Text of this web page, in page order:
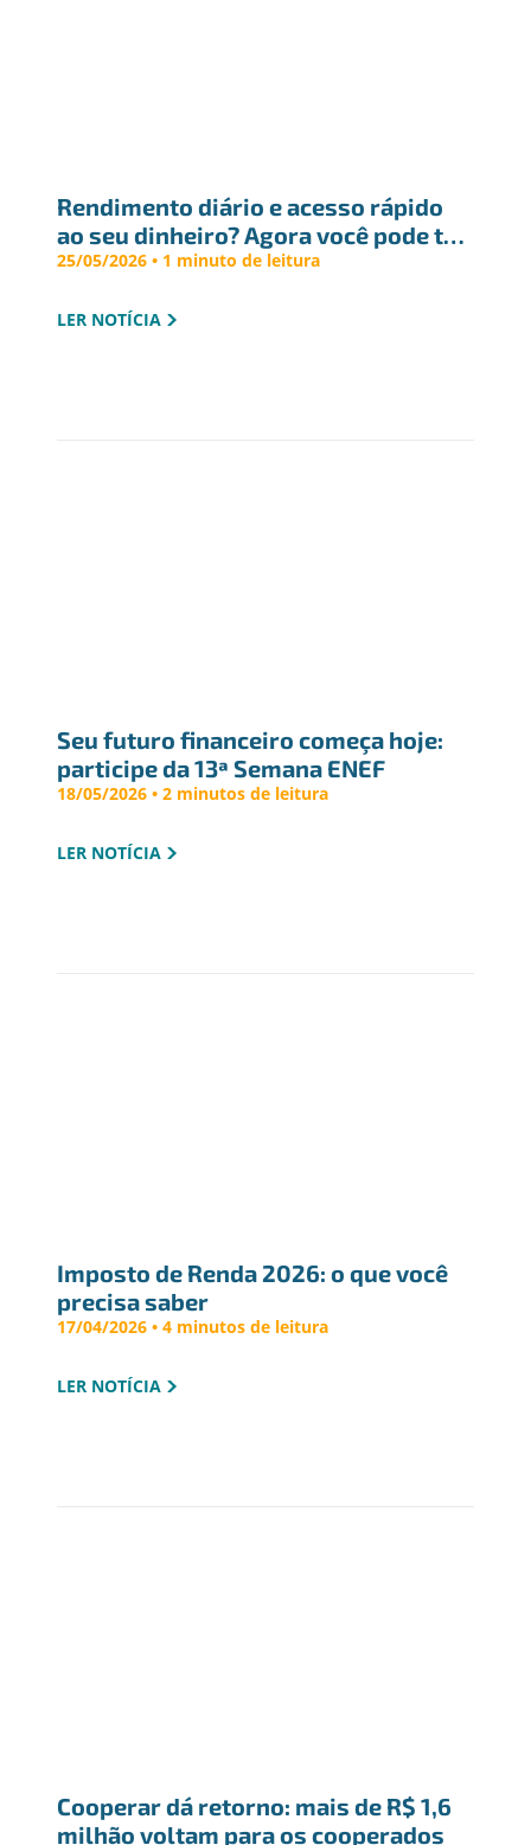
Rendimento diário e acesso rápido
ao seu dinheiro? Agora você pode ter
os dois
25/05/2026 • 1 minuto de leitura
LER NOTÍCIA
Seu futuro financeiro começa hoje:
participe da 13ª Semana ENEF
18/05/2026 • 2 minutos de leitura
LER NOTÍCIA
Imposto de Renda 2026: o que você
precisa saber
17/04/2026 • 4 minutos de leitura
LER NOTÍCIA
Cooperar dá retorno: mais de R$ 1,6
milhão voltam para os cooperados